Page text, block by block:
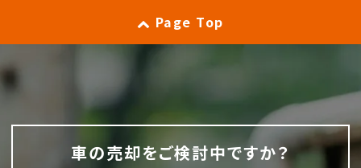
Page Top
車の売却をご検討中ですか？